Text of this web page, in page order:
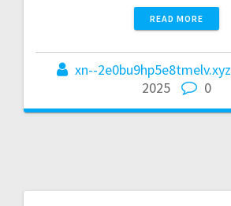
READ MORE
xn--2e0bu9hp5e8tmelv.xyz
2025
0